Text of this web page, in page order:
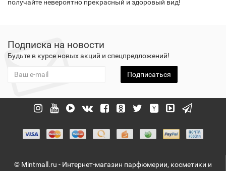
получайте невероятно прекрасный и здоровый вид!
Подписка на новости
Будьте в курсе новых акций и спецпредложений!
Подписаться
© Mintmall.ru - Интернет-магазин парфюмерии, косметики и